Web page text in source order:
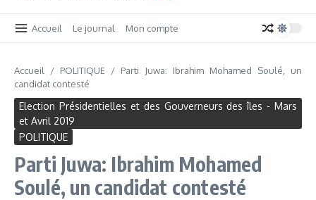
Accueil Le journal Mon compte
Accueil / POLITIQUE / Parti Juwa: Ibrahim Mohamed Soulé, un
candidat contesté
Election Présidentielles et des Gouverneurs des îles - Mars
et Avril 2019
POLITIQUE
Parti Juwa: Ibrahim Mohamed
Soulé, un candidat contesté